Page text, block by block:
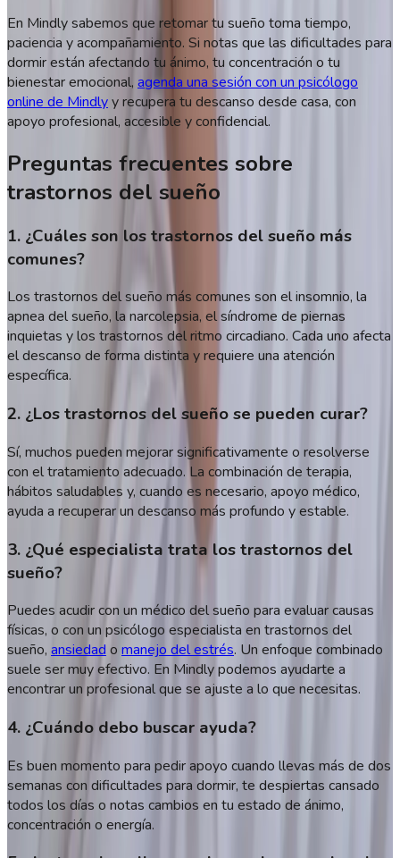
En Mindly sabemos que retomar tu sueño toma tiempo,
paciencia y acompañamiento. Si notas que las dificultades para
dormir están afectando tu ánimo, tu concentración o tu
bienestar emocional, agenda una sesión con un psicólogo
online de Mindlyy recupera tu descanso desde casa, con
apoyo profesional, accesible y confidencial.
Preguntas frecuentes sobre
trastornos del sueño
1. ¿Cuáles son los trastornos del sueño más
comunes?
Los trastornos del sueño más comunes son el insomnio, la
apnea del sueño, la narcolepsia, el síndrome de piernas
inquietas y los trastornos del ritmo circadiano. Cada uno afecta
el descanso de forma distinta y requiere una atención
específica.
2. ¿Los trastornos del sueño se pueden curar?
Sí, muchos pueden mejorar significativamente o resolverse
con el tratamiento adecuado. La combinación de terapia,
hábitos saludables y, cuando es necesario, apoyo médico,
ayuda a recuperar un descanso más profundo y estable.
3. ¿Qué especialista trata los trastornos del
sueño?
Puedes acudir con un médico del sueño para evaluar causas
físicas, o con un psicólogo especialista en trastornos del
sueño, ansiedad o manejo del estrés. Un enfoque combinado
suele ser muy efectivo. En Mindly podemos ayudarte a
encontrar un profesional que se ajuste a lo que necesitas.
4. ¿Cuándo debo buscar ayuda?
Es buen momento para pedir apoyo cuando llevas más de dos
semanas con dificultades para dormir, te despiertas cansado
todos los días o notas cambios en tu estado de ánimo,
concentración o energía.